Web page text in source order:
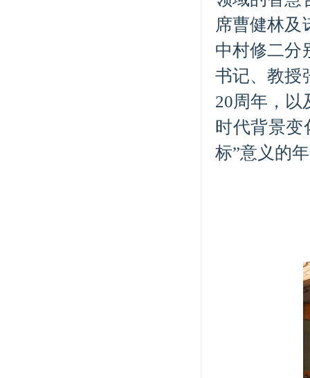
席曹健林及
中村修二分
书记、教授
20周年，以
时代背景
标”意义的